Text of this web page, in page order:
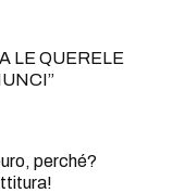
LE QUERELE
perché?